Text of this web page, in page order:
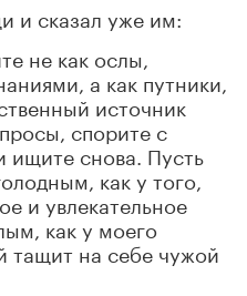
и сказал уже им:
не как ослы,
а как путники,
источник
спорите с
ищите снова. Пусть
как у того,
и увлекательное
как у моего
тащит на себе чужой